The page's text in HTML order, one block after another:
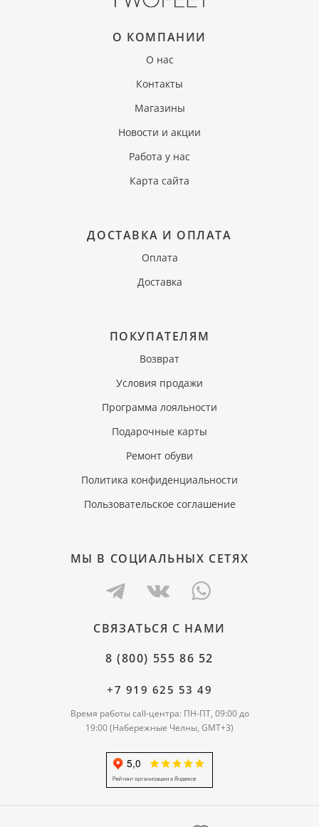
О КОМПАНИИ
О нас
Контакты
Магазины
Новости и акции
Работа у нас
Карта сайта
ДОСТАВКА И ОПЛАТА
Оплата
Доставка
ПОКУПАТЕЛЯМ
Возврат
Условия продажи
Программа лояльности
Подарочные карты
Ремонт обуви
Политика конфиденциальности
Пользовательское соглашение
МЫ В СОЦИАЛЬНЫХ СЕТЯХ
СВЯЗАТЬСЯ С НАМИ
8 (800) 555 86 52
+7 919 625 53 49
Время работы call-центра: ПН-ПТ, 09:00 до
19:00 (Набережные Челны, GMT+3)